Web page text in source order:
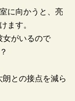
に向かうと、亮
ます。
女がいるので
との接点を減ら